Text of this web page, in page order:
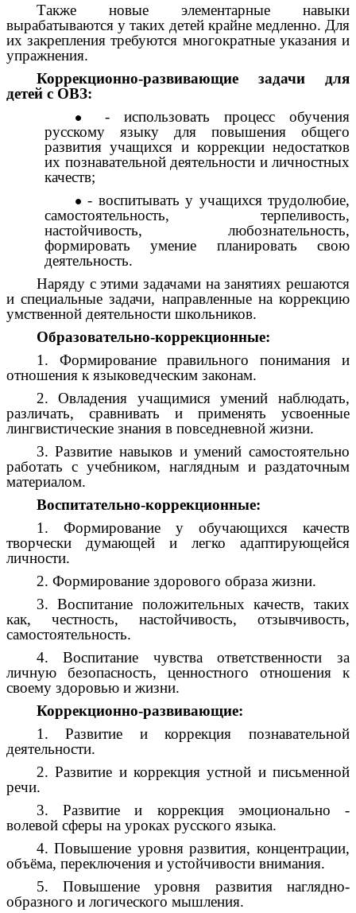
Также новые элементарные навыки
вырабатываются у таких детей крайне медленно. Для
их закрепления требуются многократные указания и
упражнения.
Коррекционно-развивающие задачи для
детей с ОВЗ:
- использовать процесс обучения
русскому языку для повышения общего
развития учащихся и коррекции недостатков
их познавательной деятельности и личностных
качеств;
- воспитывать у учащихся трудолюбие,
самостоятельность, терпеливость,
настойчивость, любознательность,
формировать умение планировать свою
деятельность.
Наряду с этими задачами на занятиях решаются
и специальные задачи, направленные на коррекцию
умственной деятельности школьников.
Образовательно-коррекционные:
1. Формирование правильного понимания и
отношения к языковедческим законам.
2. Овладения учащимися умений наблюдать,
различать, сравнивать и применять усвоенные
лингвистические знания в повседневной жизни.
3. Развитие навыков и умений самостоятельно
работать с учебником, наглядным и раздаточным
материалом.
Воспитательно-коррекционные:
1. Формирование у обучающихся качеств
творчески думающей и легко адаптирующейся
личности.
2. Формирование здорового образа жизни.
3. Воспитание положительных качеств, таких
как, честность, настойчивость, отзывчивость,
самостоятельность.
4. Воспитание чувства ответственности за
личную безопасность, ценностного отношения к
своему здоровью и жизни.
Коррекционно-развивающие:
1. Развитие и коррекция познавательной
деятельности.
2. Развитие и коррекция устной и письменной
речи.
3. Развитие и коррекция эмоционально -
волевой сферы на уроках русского языка.
4. Повышение уровня развития, концентрации,
объёма, переключения и устойчивости внимания.
5. Повышение уровня развития наглядно-
образного и логического мышления.